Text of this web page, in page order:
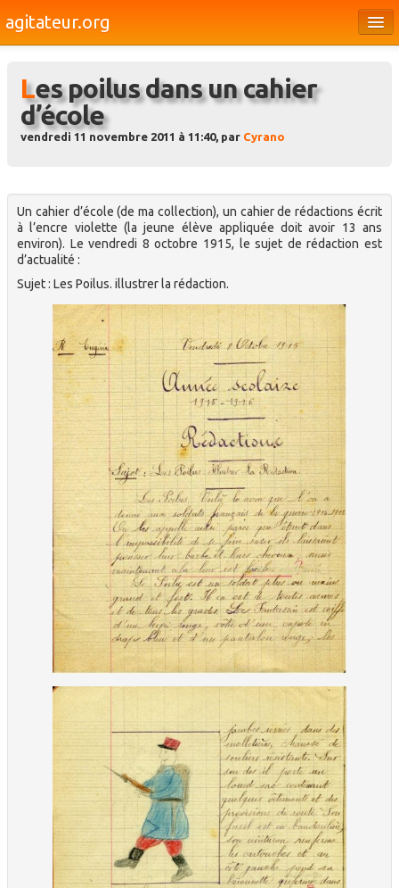
agitateur.org
Bourges & le Cher
Société
Médias
Dossiers
Brèves
Les poilus dans un cahier
d’école
vendredi 11 novembre 2011 à 11:40, par Cyrano
Un cahier d’école (de ma collection), un cahier de rédactions écrit
à l’encre violette (la jeune élève appliquée doit avoir 13 ans
environ). Le vendredi 8 octobre 1915, le sujet de rédaction est
d’actualité :
Sujet : Les Poilus. illustrer la rédaction.